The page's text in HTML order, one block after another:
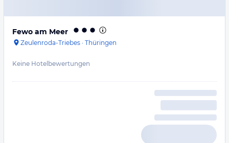
Fewo am Meer
Zeulenroda-Triebes · Thüringen
Keine Hotelbewertungen